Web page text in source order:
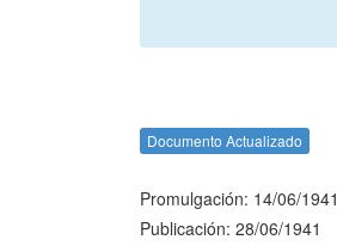
Documento Actualizado
Promulgación: 14/06/1941
Publicación: 28/06/1941